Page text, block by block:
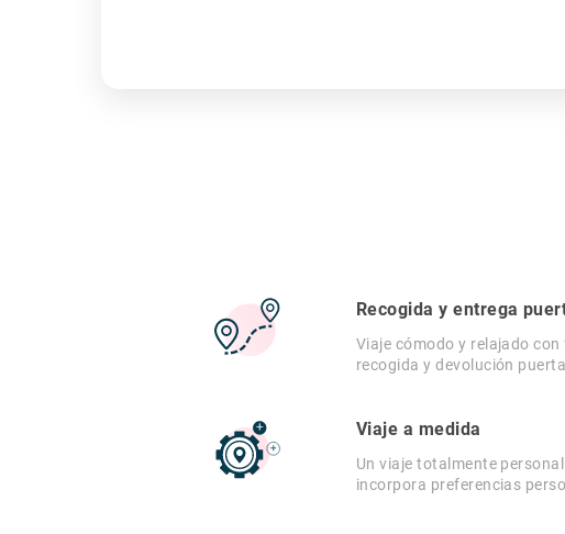
Recogida y entrega
Viaje cómodo y relajado con
recogida y devolución
Viaje a medida
Un viaje totalmente
incorpora preferencias